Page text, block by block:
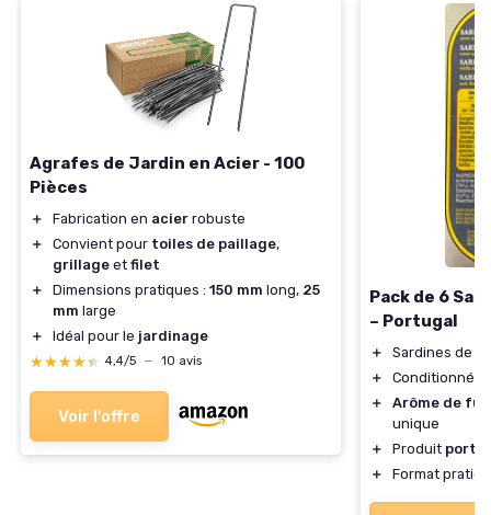
Agrafes de Jardin en Acier - 100
Pièces
＋ Fabrication en acier robuste
＋
Convient pour toiles de paillage,
grillage et filet
＋
Dimensions pratiques : 150 mm long, 25
mm large
＋
Idéal pour le jardinage
★★★★★
★★★★★ 4,4/5 — 10 avis
Voir l'offre
Pack de 6
– Portugal
＋
Sardines de
＋
Conditionnées
＋
Arôme de
unique
＋
Produit
＋
Format